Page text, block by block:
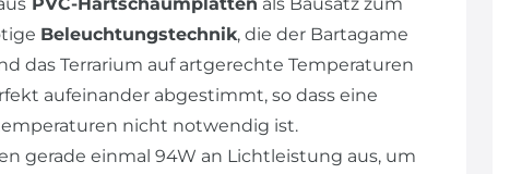
Beleuchtungstechnik, die der Bartagame
das Terrarium auf artgerechte Temperaturen
aufeinander abgestimmt, so dass eine
nicht notwendig ist.
gerade einmal 94W an Lichtleistung aus, um